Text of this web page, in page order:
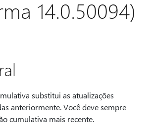
14.0.50094)
substitui as atualizações
anteriormente. Você deve sempre
cumulativa mais recente.